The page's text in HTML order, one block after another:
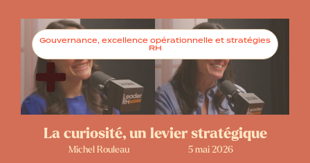
Gouvernance, excellence opérationnelle et stratégies
RH
La curiosité, un levier stratégique
Michel Rouleau 5 mai 2026